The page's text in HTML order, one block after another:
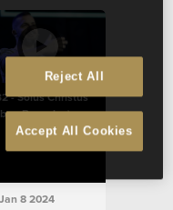
- Solus Christus
Barradas)
Jan 8 2024
Reject All
Accept All Cookies